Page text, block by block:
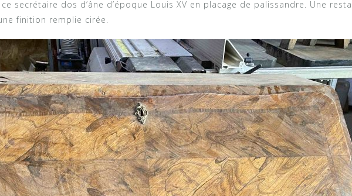
secrétaire dos d’âne d’époque Louis XV en placage de palissandre. Une
finition remplie cirée.